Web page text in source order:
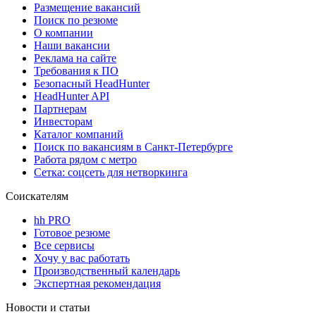
Размещение вакансий
Поиск по резюме
О компании
Наши вакансии
Реклама на сайте
Требования к ПО
Безопасный HeadHunter
HeadHunter API
Партнерам
Инвесторам
Каталог компаний
Поиск по вакансиям в Санкт-Петербурге
Работа рядом с метро
Сетка: соцсеть для нетворкинга
Соискателям
hh PRO
Готовое резюме
Все сервисы
Хочу у вас работать
Производственный календарь
Экспертная рекомендация
Новости и статьи